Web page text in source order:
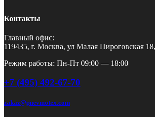
Контакты
Главный офис:
119435, г. Москва, ул Малая Пироговская
Режим работы: Пн-Пт 09:00 — 18:00
+7 (495) 492-67-70
zakaz@pnevmotex.com